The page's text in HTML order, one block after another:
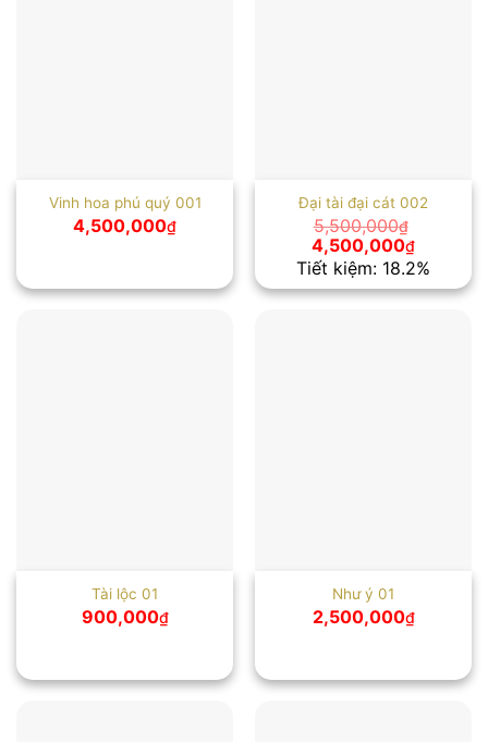
Vinh hoa phú quý 001
4,500,000₫
Đại tài đại cát 002
5,500,000₫
Giá
gốc
là:
5,500,000₫.
4,500,000₫Giá
hiện
tại
là:
Tiết kiệm: 18.2%
Tài lộc 01
900,000₫
Như ý 01
2,500,000₫